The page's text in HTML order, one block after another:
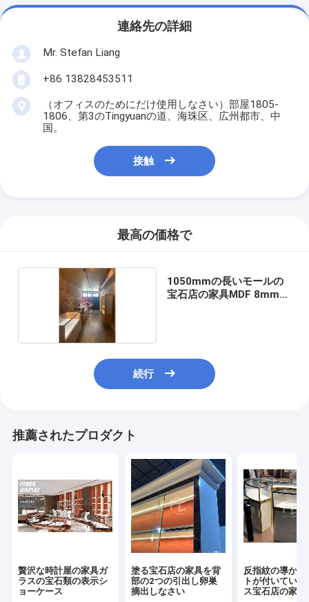
連絡先の詳細
Mr. Stefan Liang
+86 13828453511
（オフィスのためにだけ使用しなさい）部屋1805-
1806、第3のTingyuanの道、海珠区、広州都市、中
国。
接触
最高の価格で
1050mmの長いモールの
宝石店の家具MDF 8mm厚
続行
推薦されたプロダクト
贅沢な時計屋の家具ガ
ラスの宝石類の表示シ
ョーケース
塗る宝石店の家具を背
部の2つの引出し卵巣
摘出しなさい
反指紋の導かれ
トが付いてい
ス宝石店の家具